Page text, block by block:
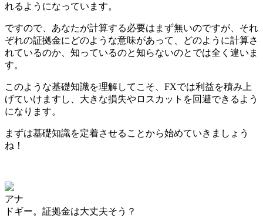
れる ようになっています。
ですので、あなたが計算する必要はまず無いのですが、 それ
ぞれの証拠金にどのような意味があって、どのように計算さ
れているのか、知っているのと知らないのとでは全く違いま
す。
このような基礎知識を理解してこそ、FXでは利益を積み上
げていけますし、大きな損失やロスカットを回避できるよう
になります。
まずは基礎知識を定着させることから始めていきましょう
ね！
アナ
ドギー。証拠金は大丈夫そう？